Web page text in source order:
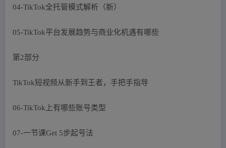
04-TikTok全托管模式解析（新）
05-TikTok平台发展趋势与商业化机遇有哪些
第2部分
TikTok短视频从新手到王者，手把手指导
06-TikTok上有哪些账号类型
07-一节课Get 5步起号法